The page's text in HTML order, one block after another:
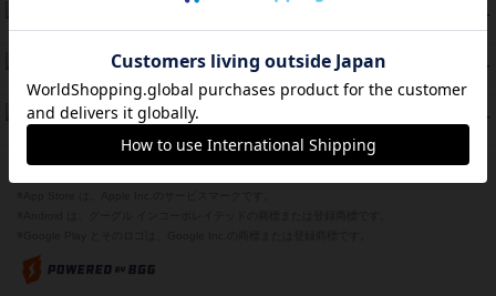
PT
紹介文あり 1件の投稿
PT
スーパーストア3000
37 PT
フリップ７：復讐心とともに